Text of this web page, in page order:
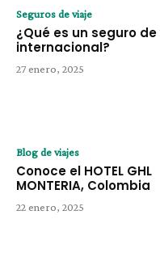
Seguros de viaje
¿Qué es un seguro
internacional?
27 enero, 2025
Blog de viajes
Conoce el HOTEL GHL
MONTERIA, Colombia
22 enero, 2025